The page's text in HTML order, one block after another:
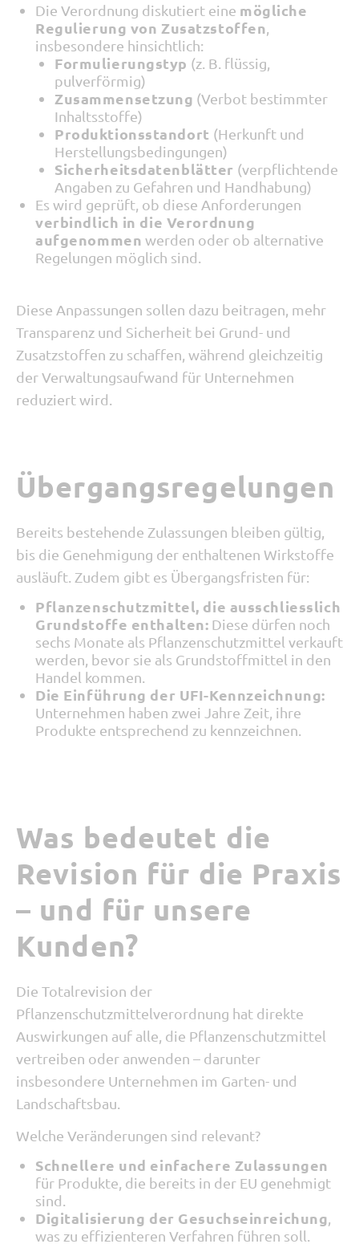
Die Verordnung diskutiert eine mögliche
Regulierung von Zusatzstoffen
insbesondere hinsichtlich:
Formulierungstyp (z. B. flüssig,
pulverförmig)
Zusammensetzung (Verbot bestimmter
Inhaltsstoffe)
Produktionsstandort (Herkunft und
Herstellungsbedingungen)
Sicherheitsdatenblätter (verpflichtende
Angaben zu Gefahren und Handhabung)
Es wird geprüft, ob diese Anforderungen
verbindlich in die Verordnung
aufgenommen werden oder ob alternative
Regelungen möglich sind.
Diese Anpassungen sollen dazu beitragen, mehr
Transparenz und Sicherheit bei Grund- und
Zusatzstoffen zu schaffen, während gleichzeitig
der Verwaltungsaufwand für Unternehmen
reduziert wird.
Übergangsregelungen
Bereits bestehende Zulassungen bleiben gültig,
bis die Genehmigung der enthaltenen Wirkstoffe
ausläuft. Zudem gibt es Übergangsfristen für:
Pflanzenschutzmittel, die ausschliesslich
Grundstoffe enthalten: Diese dürfen noch
sechs Monate als Pflanzenschutzmittel verkauft
werden, bevor sie als Grundstoffmittel in den
Handel kommen.
Die Einführung der UFI-Kennzeichnung:
Unternehmen haben zwei Jahre Zeit, ihre
Produkte entsprechend zu kennzeichnen.
Was bedeutet die
Revision für die Praxis
– und für unsere
Kunden?
Die Totalrevision der
Pflanzenschutzmittelverordnung hat direkte
Auswirkungen auf alle, die Pflanzenschutzmittel
vertreiben oder anwenden – darunter
insbesondere Unternehmen im Garten- und
Landschaftsbau.
Welche Veränderungen sind relevant?
Schnellere und einfachere Zulassungen
für Produkte, die bereits in der EU genehmigt
sind.
Digitalisierung der Gesuchseinreichung
was zu effizienteren Verfahren führen soll.